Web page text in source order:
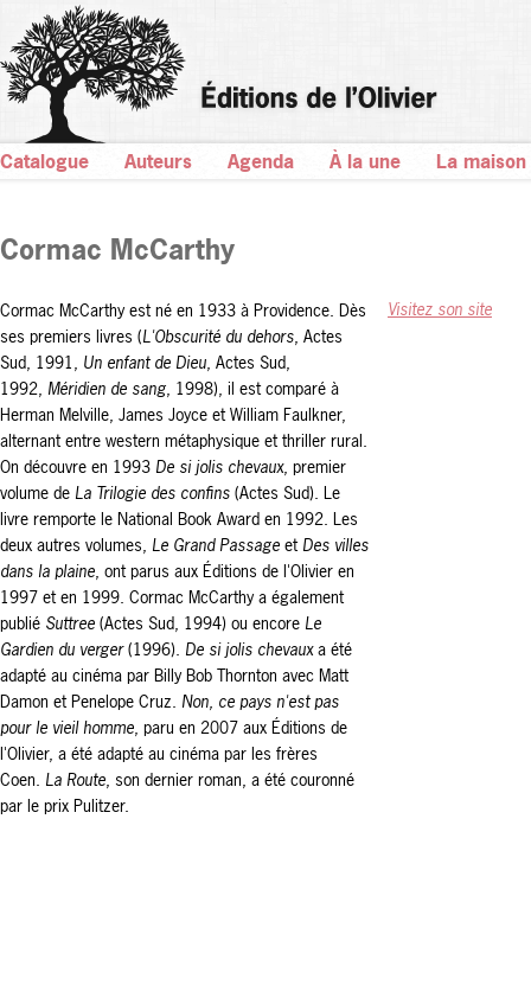
Catalogue Auteurs Agenda À la une La maison
Cormac McCarthy
Cormac McCarthy est né en 1933 à Providence. Dès
ses premiers livres (L'Obscurité du dehors, Actes
Sud, 1991, Un enfant de Dieu, Actes Sud,
1992, Méridien de sang, 1998), il est comparé à
Herman Melville, James Joyce et William Faulkner,
alternant entre western métaphysique et thriller rural.
On découvre en 1993 De si jolis chevaux, premier
volume de La Trilogie des confins (Actes Sud). Le
livre remporte le National Book Award en 1992. Les
deux autres volumes, Le Grand Passage et Des villes
dans la plaine, ont parus aux Éditions de l'Olivier en
1997 et en 1999. Cormac McCarthy a également
publié Suttree (Actes Sud, 1994) ou encore Le
Gardien du verger(1996). De si jolis chevauxa été
adapté au cinéma par Billy Bob Thornton avec Matt
Damon et Penelope Cruz. Non, ce pays n'est pas
pour le vieil homme, paru en 2007 aux Éditions de
l'Olivier, a été adapté au cinéma par les frères
Coen. La Route, son dernier roman, a été couronné
par le prix Pulitzer.
Visitez son site